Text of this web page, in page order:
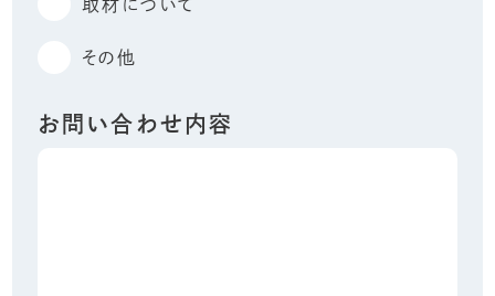
取材について
その他
お問い合わせ内容